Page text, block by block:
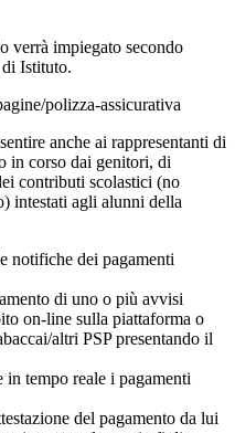
verrà impiegato secondo
Istituto.
polizza-assicurativa
anche ai rappresentanti di
in corso dai genitori, di
contributi scolastici (no
intestati agli alunni della
notifiche dei pagamenti
di uno o più avvisi
on-line sulla piattaforma o
altri PSP presentando il
tempo reale i pagamenti
del pagamento da lui